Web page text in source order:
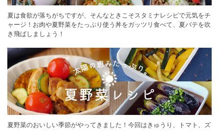
夏は食欲が落ちがちですが、そんなときこそスタミナレシピで元気をチ
ャージ！お肉や夏野菜をたっぷり使う丼をガッツリ食べて、夏バテを吹
き飛ばしましょう！
夏野菜のおいしい季節がやってきました！今回はきゅうり、トマト、ズ